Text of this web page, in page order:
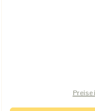
Preise